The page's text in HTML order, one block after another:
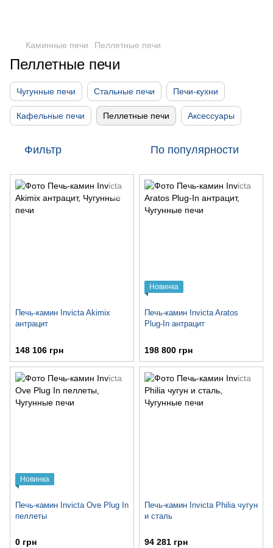
Каминные печи Пеллетные печи
Пеллетные печи
Чугунные печи Стальные печи Печи-кухни
Кафельные печи Пеллетные печи Аксессуары
Фильтр По популярности
Печь-камин Invicta Akimix
антрацит
148 106 грн
Новинка
Печь-камин Invicta Aratos
Plug-In антрацит
198 800 грн
Новинка
Печь-камин Invicta Ove Plug In
пеллеты
0 грн
Печь-камин Invicta Philia чугун
и сталь
94 281 грн